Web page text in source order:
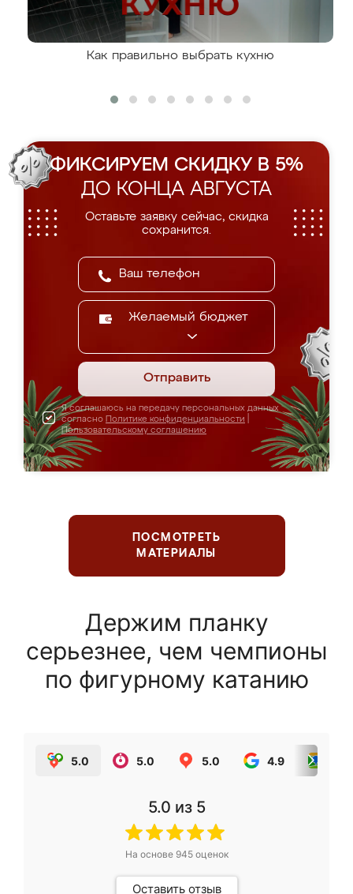
Как правильно выбрать кухню
ФИКСИРУЕМ СКИДКУ В 5%
ДО КОНЦА АВГУСТА
Оставьте заявку сейчас, скидка
сохранится.
Желаемый бюджет
Отправить
Я соглашаюсь на передачу персональных данных
согласно Политике конфиденциальности
Пользовательскому соглашению
ПОСМОТРЕТЬ
МАТЕРИАЛЫ
Держим планку
серьезнее, чем чемпионы
по фигурному катанию
5.0 5.0 5.0 4.9
5.0 из 5
На основе 945оценок
Оставить отзыв